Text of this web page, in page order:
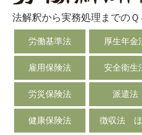
法解釈から実務処理までの
労働基準法 厚生年金
雇用保険法 安全衛生
労災保険法 派遣法
健康保険法 徴収法